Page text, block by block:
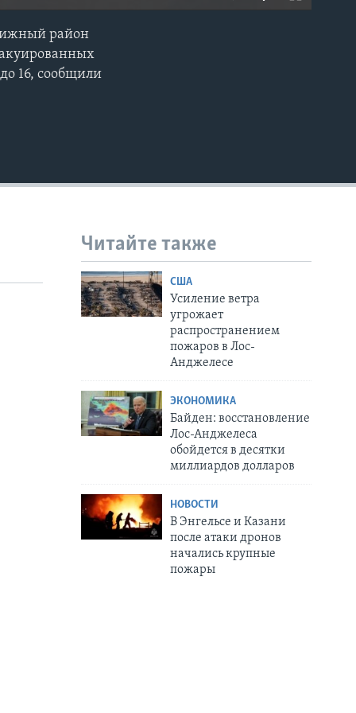
район
16, сообщили
Читайте также
США
Усиление ветра
угрожает
распространением
пожаров в Лос-
Анджелесе
ЭКОНОМИКА
Байден: восстановление
Лос-Анджелеса
обойдется в десятки
миллиардов долларов
НОВОСТИ
В Энгельсе и Казани
после атаки дронов
начались крупные
пожары